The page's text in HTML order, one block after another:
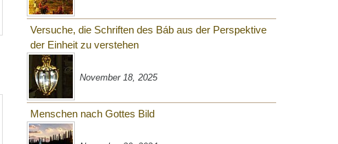
Versuche, die Schriften des Báb aus der Perspektive
der Einheit zu verstehen
November 18, 2025
Menschen nach Gottes Bild